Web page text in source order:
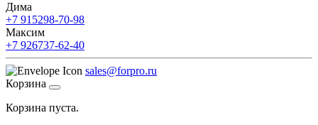
Дима
+7 915298-70-98
Максим
+7 926737-62-40
sales@forpro.ru
Корзина
Корзина пуста.